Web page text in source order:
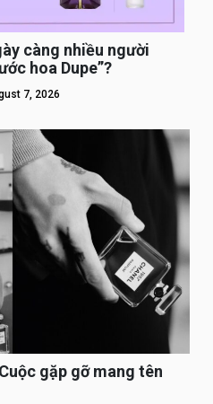
càng nhiều người
hoa Dupe”?
7, 2026
gặp gỡ mang tên